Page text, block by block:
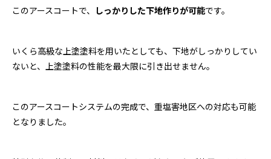
このアースコートで、 しっかりした下地作りが可能です。
いくら高級な上塗塗料を用いたとしても、下地がしっかりしてい
ないと、上塗塗料の性能を最大限に引き出せません。
このアースコートシステムの完成で、重塩害地区への対応も可能
となりました。